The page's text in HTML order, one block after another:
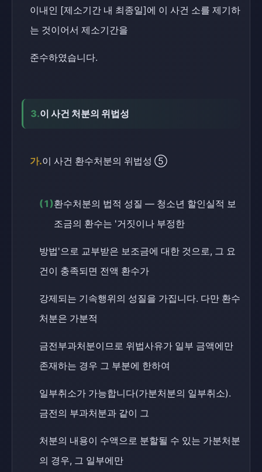
이내인 [제소기간 내 최종일]에 이 사건 소를 제기하
는 것이어서 제소기간을
준수하였습니다.
3.이 사건 처분의 위법성
가.이 사건 환수처분의 위법성 ⑤
(1)환수처분의 법적 성질 — 청소년 할인실적 보
조금의 환수는 '거짓이나 부정한
방법'으로 교부받은 보조금에 대한 것으로, 그 요
건이 충족되면 전액 환수가
강제되는 기속행위의 성질을 가집니다. 다만 환수
처분은 가분적
금전부과처분이므로 위법사유가 일부 금액에만
존재하는 경우 그 부분에 한하여
일부취소가 가능합니다(가분처분의 일부취소).
금전의 부과처분과 같이 그
처분의 내용이 수액으로 분할될 수 있는 가분처분
의 경우, 그 일부에만